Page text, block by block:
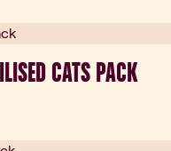
CATS PACK